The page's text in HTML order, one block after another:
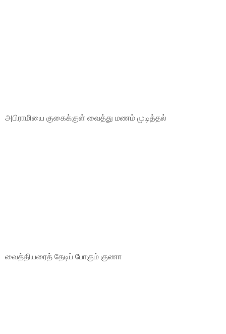
அபிராமியை குகைக்குள் வைத்து மணம் முடித்தல்
வைத்தியரைத் தேடிப் போகும் குணா